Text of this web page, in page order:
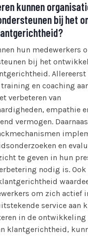
kunnen
bij het
hun medewerkers
bij het
Allereerst
en coaching
verbeteren van
empathie
vermogen.
en
te geven in hun
nodig is. Ook
om zich actief
service aan
in de ontwikkeling
klantgerichtheid,